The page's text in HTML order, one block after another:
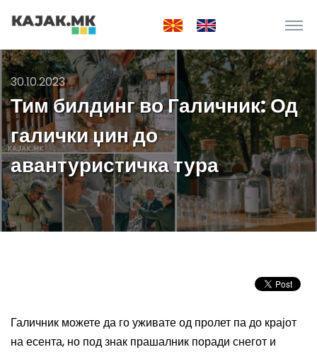
30.10.2023
Тим билдинг во Галичник: Од
галички џин до
авантуристичка тура
Галичник можете да го уживате од пролет па до крајот
на есента, но под знак прашалник поради снегот и